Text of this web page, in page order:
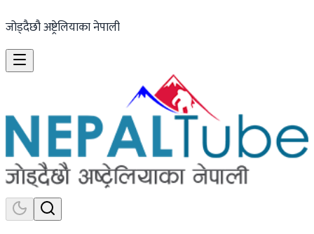
जोड्दैछौ अष्ट्रेलियाका नेपाली